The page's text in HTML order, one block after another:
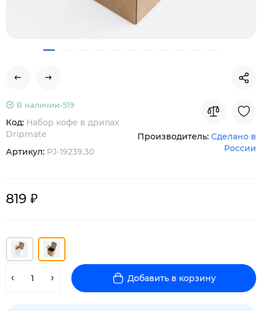
В наличии-519
Код: Набор кофе в дрипах
Dripmate
Артикул: PJ-19239.30
Производитель: Сделано в
России
819 ₽
Добавить в корзину